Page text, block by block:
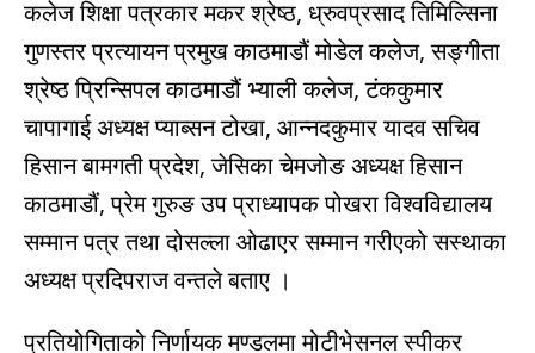
कलेज शिक्षा पत्रकार मकर श्रेष्ठ, ध्रुवप्रसाद तिमिल्सिना
गुणस्तर प्रत्यायन प्रमुख काठमाडौं मोडेल कलेज, सङ्गीता
श्रेष्ठ प्रिन्सिपल काठमाडौं भ्याली कलेज, टंककुमार
चापागाई अध्यक्ष प्याब्सन टोखा, आन्नदकुमार यादव सचिव
हिसान बामगती प्रदेश, जेसिका चेमजोङ अध्यक्ष हिसान
काठमाडौं, प्रेम गुरुङ उप प्राध्यापक पोखरा विश्वविद्यालय
सम्मान पत्र तथा दोसल्ला ओढाएर सम्मान गरीएको सस्थाका
अध्यक्ष प्रदिपराज वन्तले बताए ।
प्रतियोगिताको निर्णायक मण्डलमा मोटीभेसनल स्पीकर